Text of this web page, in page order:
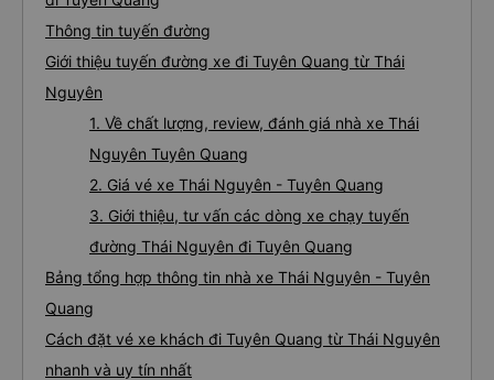
Thông tin tuyến đường
Giới thiệu tuyến đường xe đi Tuyên Quang từ Thái
Nguyên
1. Về chất lượng, review, đánh giá nhà xe Thái
Nguyên Tuyên Quang
2. Giá vé xe Thái Nguyên - Tuyên Quang
3. Giới thiệu, tư vấn các dòng xe chạy tuyến
đường Thái Nguyên đi Tuyên Quang
Bảng tổng hợp thông tin nhà xe Thái Nguyên - Tuyên
Quang
Cách đặt vé xe khách đi Tuyên Quang từ Thái Nguyên
nhanh và uy tín nhất